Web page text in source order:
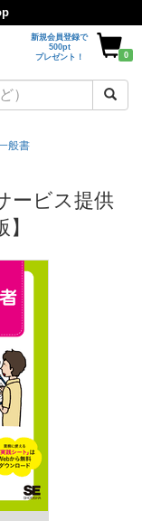
新規会員登録で
500pt
プレゼント！
0
般書
ービス提供